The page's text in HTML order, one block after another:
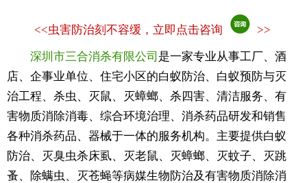
<<虫害防治刻不容缓，立即点击咨询 >>
深圳市三合消杀有限公司 是一家专业从事工厂、酒
店、企事业单位、住宅小区的白蚁防治、白蚁预防与灭
治工程、杀虫、灭鼠、灭蟑螂、杀四害、清洁服务、有
害物质消除消毒、综合环境治理、消杀药品研发和销售
各种消杀药品、器械于一体的服务机构。主要提供白蚁
防治、灭臭虫杀床虱、灭老鼠、灭蟑螂、灭蚊子、灭跳
蚤、除螨虫、灭苍蝇等病媒生物防治及有害物质消除消